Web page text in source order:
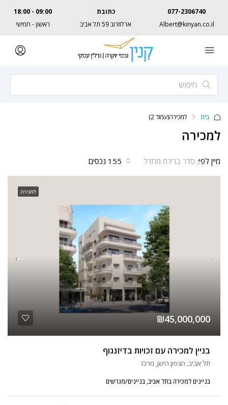
077-2306740
Albert@kinyan.co.il
כתובת
ארלוזרוב 59 תל אביב
09:00 - 18:00
ראשון - חמישי
בית למכירה(עמוד 2)
למכירה
155 נכסים מיין לפי: סדר ברירת מחדל
למכירה
₪45,000,000
בניין למכירה עם זכויות בדיזנגוף
תל אביב, הצפון הישן, מרכז
בניינים למכירה בתל אביב, בניינים/מגרשים